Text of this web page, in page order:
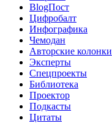
BlogПост
Цифробалт
Инфографика
Чемодан
Авторские колонки
Эксперты
Спецпроекты
Библиотека
Проектор
Подкасты
Цитаты